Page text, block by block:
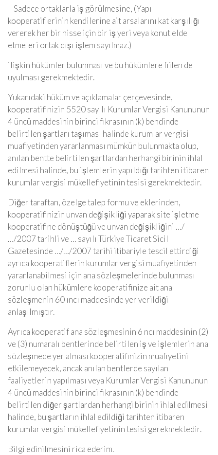
– Sadece ortaklarla iş görülmesine, (Yapı
kooperatiflerinin kendilerine ait arsalarını kat karşılığı
vererek her bir hisse için bir iş yeri veya konut elde
etmeleri ortak dışı işlem sayılmaz.)
ilişkin hükümler bulunması ve bu hükümlere fiilen de
uyulması gerekmektedir.
Yukarıdaki hüküm ve açıklamalar çerçevesinde,
kooperatifinizin 5520 sayılı Kurumlar Vergisi Kanununun
4 üncü maddesinin birinci fıkrasının (k) bendinde
belirtilen şartları taşıması halinde kurumlar vergisi
muafiyetinden yararlanması mümkün bulunmakta olup,
anılan bentte belirtilen şartlardan herhangi birinin ihlal
edilmesi halinde, bu işlemlerin yapıldığı tarihten itibaren
kurumlar vergisi mükellefiyetinin tesisi gerekmektedir.
Diğer taraftan, özelge talep formu ve eklerinden,
kooperatifinizin unvan değişikliği yaparak site işletme
kooperatifine dönüştüğü ve unvan değişikliğini …/
…/2007 tarihli ve … sayılı Türkiye Ticaret Sicil
Gazetesinde …/…/2007 tarihi itibariyle tescil ettirdiği
ayrıca kooperatiflerin kurumlar vergisi muafiyetinden
yararlanabilmesi için ana sözleşmelerinde bulunması
zorunlu olan hükümlere kooperatifinize ait ana
sözleşmenin 60 ıncı maddesinde yer verildiği
anlaşılmıştır.
Ayrıca kooperatif ana sözleşmesinin 6 ncı maddesinin (2)
ve (3) numaralı bentlerinde belirtilen iş ve işlemlerin ana
sözleşmede yer alması kooperatifinizin muafiyetini
etkilemeyecek, ancak anılan bentlerde sayılan
faaliyetlerin yapılması veya Kurumlar Vergisi Kanununun
4 üncü maddesinin birinci fıkrasının (k) bendinde
belirtilen diğer şartlardan herhangi birinin ihlal edilmesi
halinde, bu şartların ihlal edildiği tarihten itibaren
kurumlar vergisi mükellefiyetinin tesisi gerekmektedir.
Bilgi edinilmesini rica ederim.